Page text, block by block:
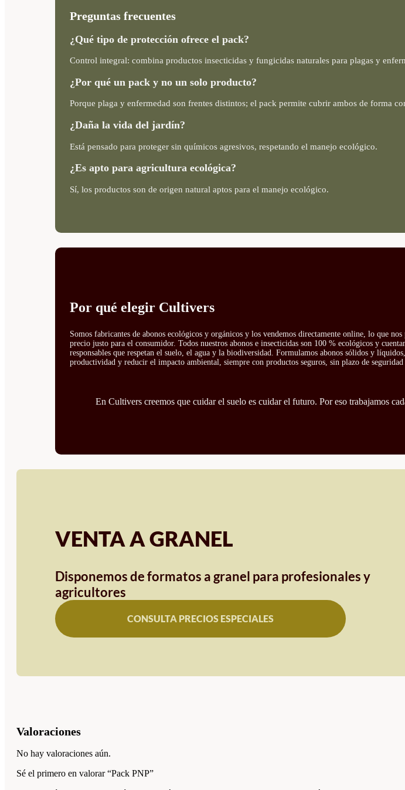
Preguntas frecuentes
¿Qué tipo de protección ofrece el pack?
Control integral: combina productos insecticidas y fungicidas naturales para plagas y
¿Por qué un pack y no un solo producto?
Porque plaga y enfermedad son frentes distintos; el pack permite cubrir ambos de forma
¿Daña la vida del jardín?
Está pensado para proteger sin químicos agresivos, respetando el manejo ecológico.
¿Es apto para agricultura ecológica?
Sí, los productos son de origen natural aptos para el manejo ecológico.
Por qué elegir Cultivers
Somos fabricantes de abonos ecológicos y orgánicos y los vendemos directamente online, lo que
precio justo para el consumidor. Todos nuestros abonos e insecticidas son 100 % ecológicos y
responsables que respetan el suelo, el agua y la biodiversidad. Formulamos abonos sólidos y
productividad y reducir el impacto ambiental, siempre con productos seguros, sin plazo de
En Cultivers creemos que cuidar el suelo es cuidar el futuro. Por eso trabajamos
VENTA A GRANEL
Disponemos de formatos a granel para profesionales y
agricultores
CONSULTA PRECIOS ESPECIALES
Valoraciones
No hay valoraciones aún.
Sé el primero en valorar “Pack PNP”